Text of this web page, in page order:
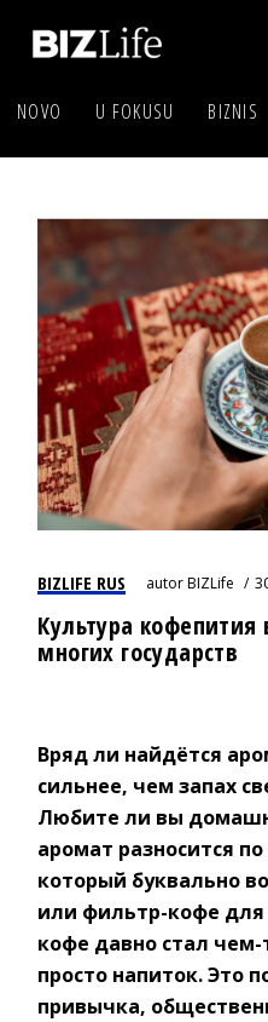
NOVO U FOKUSU BIZNIS
BIZLIFE RUS autorBIZLife
Культура
многих государств
Вряд ли найдётся
сильнее, чем запах
Любите ли вы
аромат разносится по
который буквально
или фильтр-кофе
кофе давно стал
просто напиток. Это
привычка,